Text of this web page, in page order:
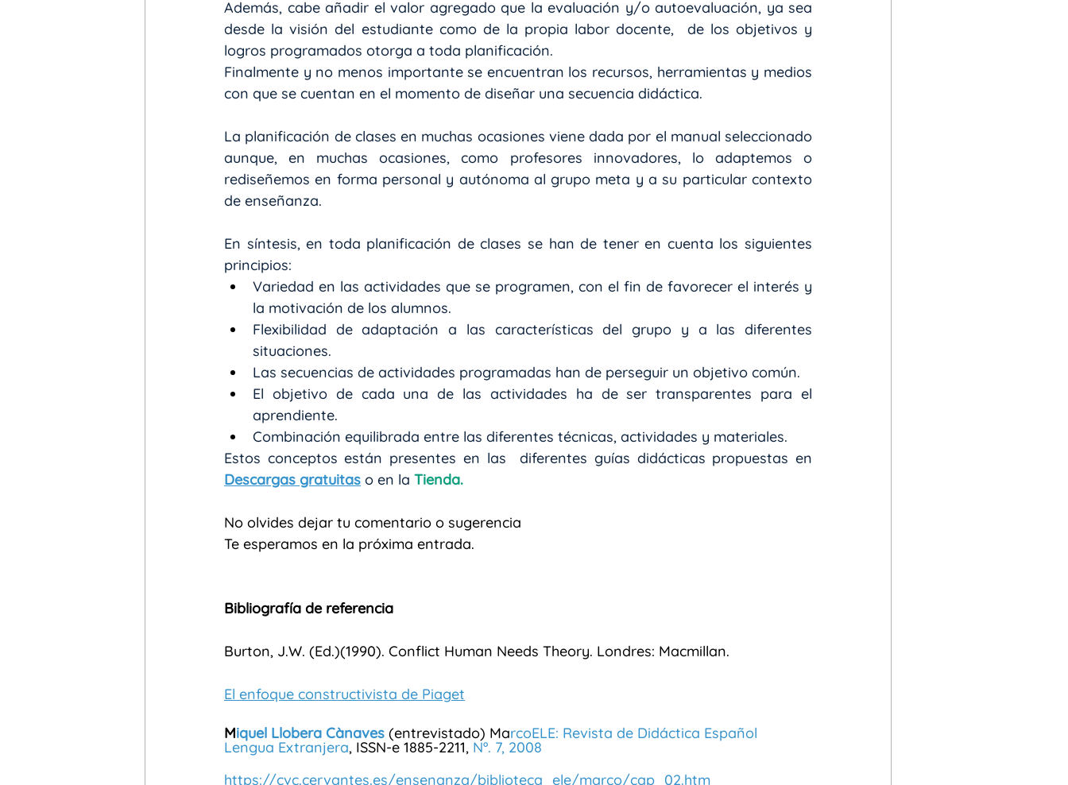
Además, cabe añadir el valor agregado que la evaluación y/o autoevaluación, ya sea
desde la visión del estudiante como de la propia labor docente,  de los objetivos y
logros programados otorga a toda planificación.
Finalmente y no menos importante se encuentran los recursos, herramientas y medios
con que se cuentan en el momento de diseñar una secuencia didáctica.
La planificación de clases en muchas ocasiones viene dada por el manual seleccionado
aunque, en muchas ocasiones, como profesores innovadores, lo adaptemos o
rediseñemos en forma personal y autónoma al grupo meta y a su particular contexto
de enseñanza.
En síntesis, en toda planificación de clases se han de tener en cuenta los siguientes
principios:
Variedad en las actividades que se programen, con el fin de favorecer el interés y
la motivación de los alumnos.
Flexibilidad de adaptación a las características del grupo y a las diferentes
situaciones.
Las secuencias de actividades programadas han de perseguir un objetivo común.
El objetivo de cada una de las actividades ha de ser transparentes para el
aprendiente.
Combinación equilibrada entre las diferentes técnicas, actividades y materiales.
Descargas gratuitas o en la Tienda.
No olvides dejar tu comentario o sugerencia
Te esperamos en la próxima entrada.
Bibliografía de referencia
Burton, J.W. (Ed.)(1990). Conflict Human Needs Theory. Londres: Macmillan.
El enfoque constructivista de Piaget
Miquel Llobera Cànaves (entrevistado) MarcoELE: Revista de Didáctica Español
Lengua Extranjera, ISSN-e 1885-2211, Nº. 7, 2008
https://cvc.cervantes.es/ensenanza/biblioteca_ele/marco/cap_02.htm